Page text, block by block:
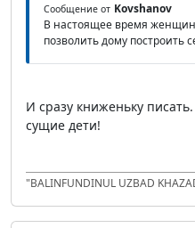
Сообщение от Kovshanov
В настоящее время
позволить дому построить
И сразу книженьку
сущие дети!
"BALINFUNDINUL UZBAD